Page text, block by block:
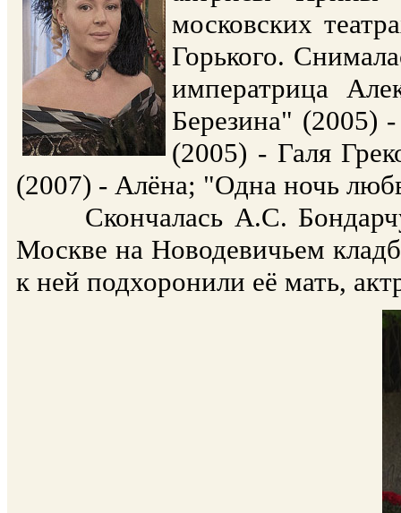
московских
Горького.
императрица
Березина" (2005)
(2005) - Галя
(2007) - Алёна; "Одна ночь
Скончалась А.С.
Москве на Новодевичьем
к ней подхоронили её мать,